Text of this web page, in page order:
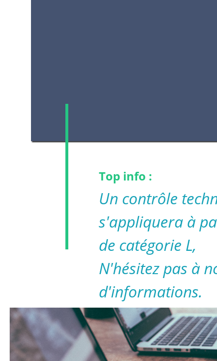
Top info :
Un contrôle
s'appliquera à
de catégorie L,
N'hésitez pas à
d'informations.